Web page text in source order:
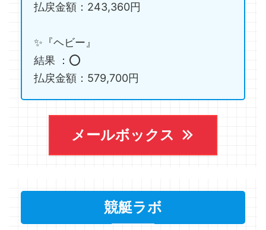
払戻金額：243,360円
✨『ヘビー』
結果 ：⭕️
払戻金額：579,700円
メールボックス
競艇ラボ